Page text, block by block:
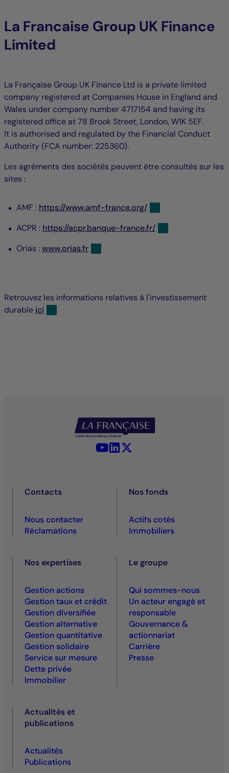
La Francaise Group UK Finance
Limited
La Française Group UK Finance Ltd is a private limited
company registered at Companies House in England and
Wales under company number 4717154 and having its
registered office at 78 Brook Street, London, W1K 5EF.
It is authorised and regulated by the Financial Conduct
Authority (FCA number: 225360).
Les agréments des sociétés peuvent être consultés sur les
sites :
AMF : https://www.amf-france.org/
ACPR : https://acpr.banque-france.fr/
Orias :www.orias.fr
Retrouvez les informations relatives à l'investissement
durable ici
YouTube - La Française
LinkedIn - La Française
Contacts
Nous contacter
Réclamations
Nos fonds
Actifs cotés
Immobiliers
Nos expertises
Gestion actions
Gestion taux et crédit
Gestion diversifiée
Gestion alternative
Gestion quantitative
Gestion solidaire
Service sur mesure
Dette privée
Immobilier
Le groupe
Qui sommes-nous
Un acteur engagé et
responsable
Gouvernance &
actionnariat
Carrière
Presse
Actualités et
publications
Actualités
Publications